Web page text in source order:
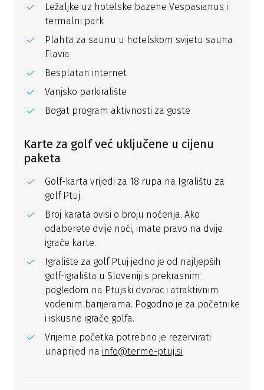
Ležaljke uz hotelske bazene Vespasianus i
termalni park
Plahta za saunu u hotelskom svijetu sauna
Flavia
Besplatan internet
Vanjsko parkiralište
Bogat program aktivnosti za goste
Karte za golf već uključene u cijenu
paketa
Golf-karta vrijedi za 18 rupa na Igralištu za
golf Ptuj.
Broj karata ovisi o broju noćenja. Ako
odaberete dvije noći, imate pravo na dvije
igraće karte.
Igralište za golf Ptuj jedno je od najljepših
golf-igrališta u Sloveniji s prekrasnim
pogledom na Ptujski dvorac i atraktivnim
vodenim barijerama. Pogodno je za početnike
i iskusne igrače golfa.
Vrijeme početka potrebno je rezervirati
unaprijed na info@terme-ptuj.si